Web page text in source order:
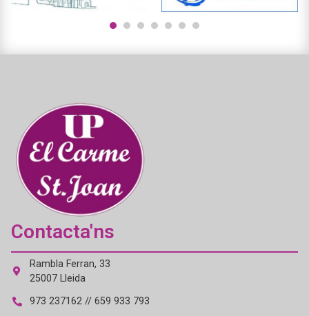
Contacta'ns
Rambla Ferran, 33
25007 Lleida
973 237162 // 659 933 793